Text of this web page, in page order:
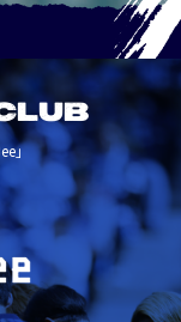
」